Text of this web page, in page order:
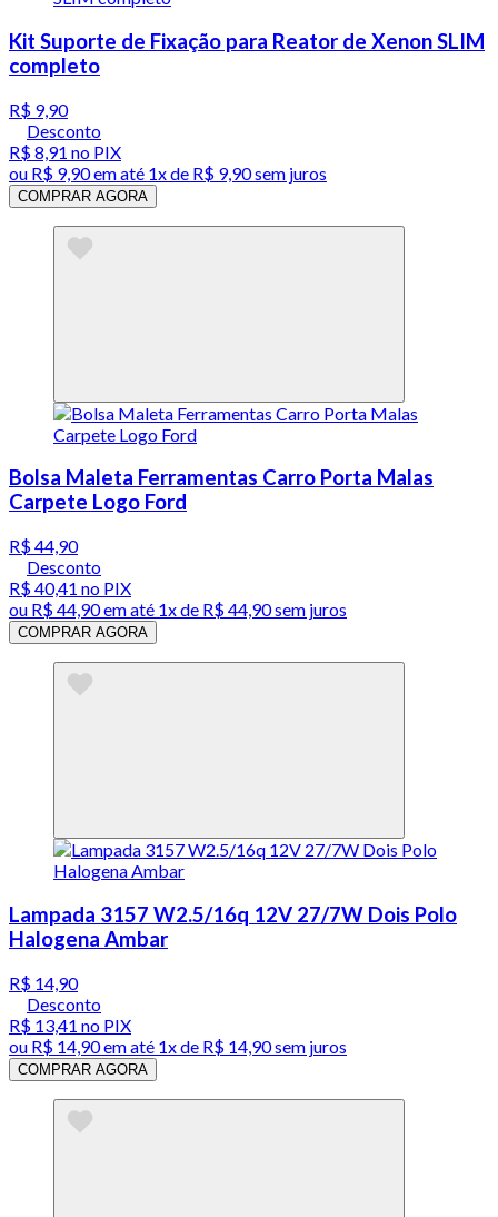
Kit Suporte de Fixação para Reator de Xenon SLIM
completo
R$ 9,90
Desconto
R$ 8,91 no PIX
ou R$ 9,90em até 1x de R$ 9,90sem juros
COMPRAR AGORA
Bolsa Maleta Ferramentas Carro Porta Malas
Carpete Logo Ford
R$ 44,90
Desconto
R$ 40,41 no PIX
ou R$ 44,90em até 1x de R$ 44,90sem juros
COMPRAR AGORA
Lampada 3157 W2.5/16q 12V 27/7W Dois Polo
Halogena Ambar
R$ 14,90
Desconto
R$ 13,41 no PIX
ou R$ 14,90em até 1x de R$ 14,90sem juros
COMPRAR AGORA